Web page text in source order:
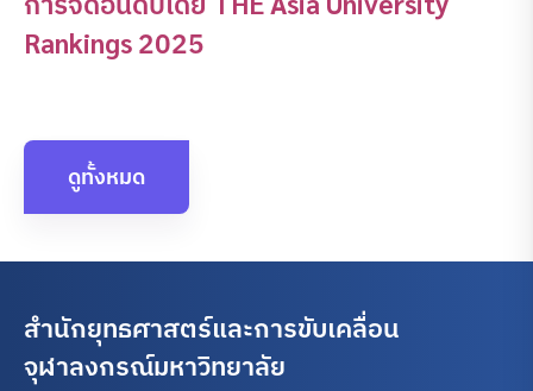
Rankings 2025
ดูทั้งหมด
สำนักยุทธศาสตร์และการขับเคลื่อน
จุฬาลงกรณ์มหาวิทยาลัย